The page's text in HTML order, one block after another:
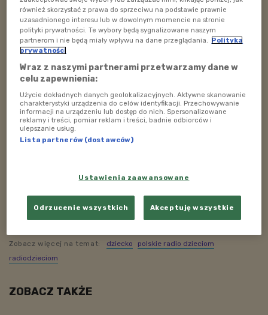
się osieroconymi i chorymi zwierzętami. Z podróży
przywozi nie tylko kolejne doświadczenia i zdjęcia, ale
też całe mnóstwo dźwięków. I chętnie się nimi z nami
podzieli.
Jeśli chcecie posłuchać jak gepard mruczał jej do snu,
albo jak śpiewają gibońce, koniecznie słuchajcie Dźwięk
Dobry!
Posłuchajcie audycji "Dźwięk Dobry” w każdą niedzielę,
w godzinach 15:00 - 16:00, a szczególnie
Zapraszają: Agnieszka Kunikowska i Agnieszka
Ciecierska
Zobacz więcej na temat: dziecko
polskie radio dzieciom
radiodzieciom
ZOBACZ TAKŻE
również skorzystać z prawa do sprzeciwu na podstawie prawnie
uzasadnionego interesu lub w dowolnym momencie na stronie
polityki prywatności. Te wybory będą sygnalizowane naszym
partnerom i nie będą miały wpływu na dane przeglądania. Polityka
prywatności
Wraz z naszymi partnerami przetwarzamy dane w
celu zapewnienia:
Użycie dokładnych danych geolokalizacyjnych. Aktywne skanowanie
charakterystyki urządzenia do celów identyfikacji. Przechowywanie
informacji na urządzeniu lub dostęp do nich. Spersonalizowane
reklamy i treści, pomiar reklam i treści, badnie odbiorców i
ulepszanie usług.
Lista partnerów (dostawców)
Ustawienia zaawansowane
Odrzucenie wszystkich Akceptuję wszystkie